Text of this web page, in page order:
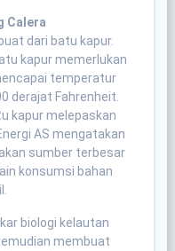
Calera
dari batu kapur.
kapur memerlukan
temperatur
derajat Fahrenheit.
kapur melepaskan
AS mengatakan
sumber terbesar
konsumsi bahan
biologi kelautan
membuat